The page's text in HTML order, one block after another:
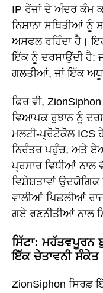
IP ਰੇਂਜਾਂ ਦੇ ਅੰਦਰ ਕੰਮ
ਨਿਸ਼ਾਨਾ ਸਥਿਤੀਆਂ ਨੂੰ
ਅਸਫਲ ਰਹਿੰਦਾ ਹੈ।
ਇੱਕ ਨੂੰ ਦਰਸਾਉਂਦੀ ਹੈ:
ਗਲਤੀਆਂ, ਜਾਂ ਇੱਕ
ਫਿਰ ਵੀ,
ਵਿਆਪਕ ਰੁਝਾਨ ਨੂੰ
ਮਲਟੀ-ਪ੍ਰੋਟੋਕੋਲ ICS
ਨਿਰੰਤਰ ਪਹੁੰਚ, ਅਤੇ
ਪ੍ਰਸਾਰ ਵਿਧੀਆਂ
ਵਿਸ਼ੇਸ਼ਤਾਵਾਂ ਉਦਯੋਗਿਕ
ਵਾਲੀਆਂ ਪਿਛਲੀਆਂ
ਗਏ ਰਣਨੀਤੀਆਂ ਨਾਲ
ਸਿੱਟਾ: ਮਹੱਤਵਪੂਰਨ
ਇੱਕ ਚੇਤਾਵਨੀ ਸੰਕੇਤ
ZionSiphon ਸਿਰਫ਼